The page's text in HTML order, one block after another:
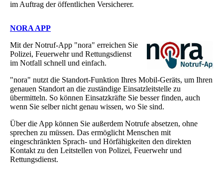
im Auftrag der öffentlichen Versicherer.
NORA APP
Mit der Notruf-App "nora" erreichen Sie
Polizei, Feuerwehr und Rettungsdienst
im Notfall schnell und einfach.
"nora" nutzt die Standort-Funktion Ihres Mobil-Geräts, um Ihren
genauen Standort an die zuständige Einsatzleitstelle zu
übermitteln. So können Einsatzkräfte Sie besser finden, auch
wenn Sie selber nicht genau wissen, wo Sie sind.
Über die App können Sie außerdem Notrufe absetzen, ohne
sprechen zu müssen. Das ermöglicht Menschen mit
eingeschränkten Sprach- und Hörfähigkeiten den direkten
Kontakt zu den Leitstellen von Polizei, Feuerwehr und
Rettungsdienst.